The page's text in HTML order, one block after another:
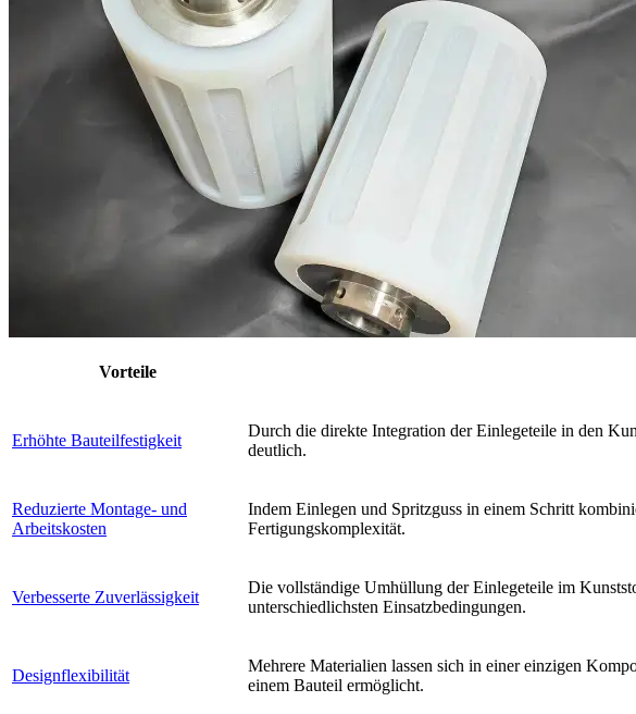
Vorteile
Erhöhte Bauteilfestigkeit
Durch die direkte Integration der Einlegeteile in den
deutlich.
Reduzierte Montage- und
Arbeitskosten
Indem Einlegen und Spritzguss in einem Schritt
Fertigungskomplexität.
Verbesserte Zuverlässigkeit
Die vollständige Umhüllung der Einlegeteile im
unterschiedlichsten Einsatzbedingungen.
Designflexibilität
Mehrere Materialien lassen sich in einer einzigen
einem Bauteil ermöglicht.